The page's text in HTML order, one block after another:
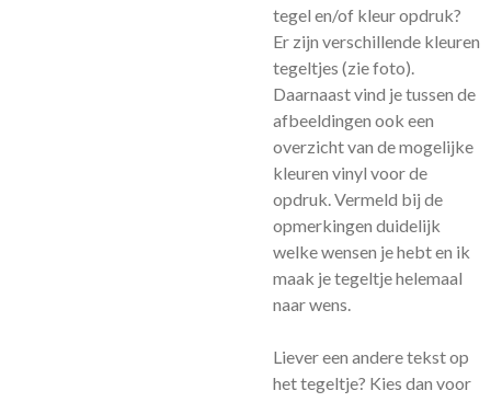
tegel en/of kleur opdruk?
Er zijn verschillende kleuren
tegeltjes (zie foto).
Daarnaast vind je tussen de
afbeeldingen ook een
overzicht van de mogelijke
kleuren vinyl voor de
opdruk. Vermeld bij de
opmerkingen duidelijk
welke wensen je hebt en ik
maak je tegeltje helemaal
naar wens.
Liever een andere tekst op
het tegeltje? Kies dan voor